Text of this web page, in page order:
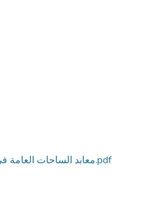
معابد الساحات العامة في مدن شرق الجزائر الرومانية.pdf